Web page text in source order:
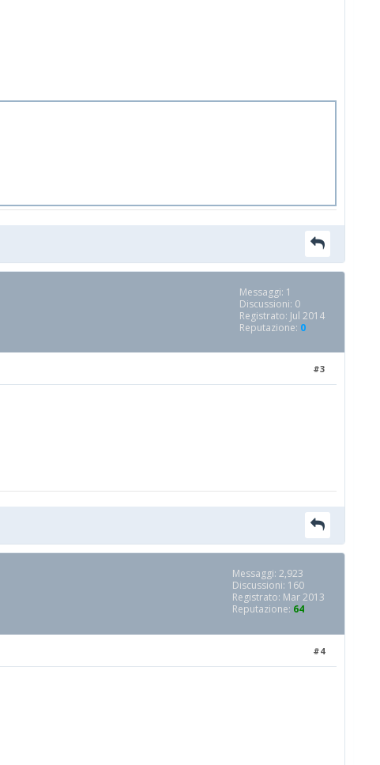
Messaggi: 1
Discussioni: 0
Registrato: Jul 2014
Reputazione: 0
#3
Messaggi: 2,923
Discussioni: 160
Registrato: Mar 2013
Reputazione: 64
#4